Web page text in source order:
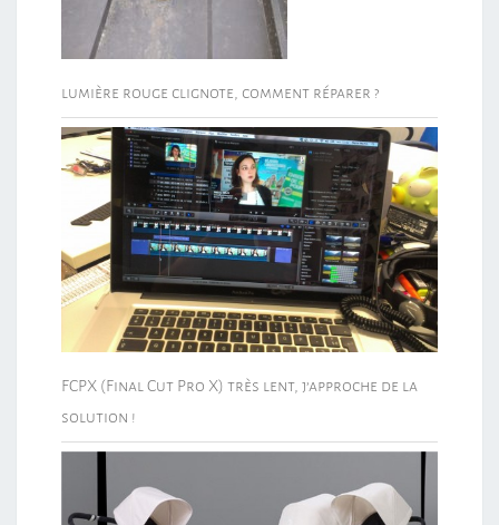
lumière rouge clignote, comment réparer ?
FCPX (Final Cut Pro X) très lent, j’approche de la
solution !